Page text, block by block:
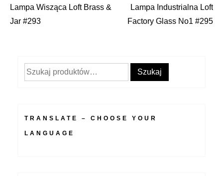
Nawigacja
Lampa Wisząca Loft Brass &
Jar #293
Lampa Industrialna Loft
Factory Glass No1 #295
Szukaj: Szukaj
TRANSLATE – CHOOSE YOUR
LANGUAGE